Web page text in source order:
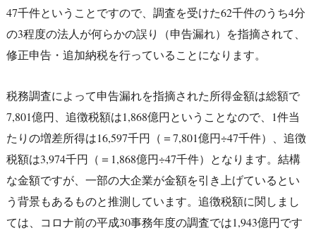
47千件ということですので、調査を受けた62千件のうち4分
の3程度の法人が何らかの誤り（申告漏れ）を指摘されて、
修正申告・追加納税を行っていることになります。
税務調査によって申告漏れを指摘された所得金額は総額で
7,801億円、追徴税額は1,868億円ということなので、1件当
たりの増差所得は16,597千円（＝7,801億円÷47千件）、追徴
税額は3,974千円（＝1,868億円÷47千件）となります。結構
な金額ですが、一部の大企業が金額を引き上げているとい
う背景もあるものと推測しています。追徴税額に関しまし
ては、コロナ前の平成30事務年度の調査では1,943億円です